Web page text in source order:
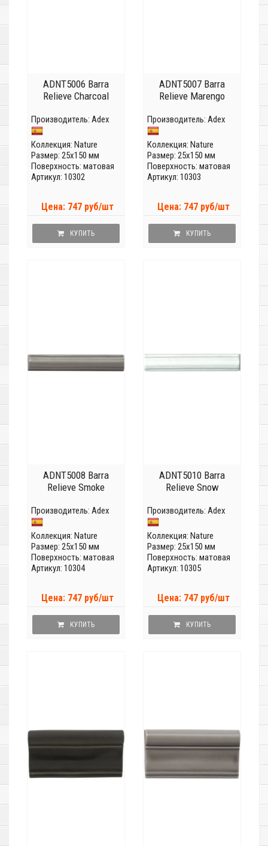
ADNT5006 Barra
Relieve Charcoal
Производитель: Adex
Коллекция: Nature
Размер: 25x150 мм
Поверхность: матовая
Артикул: 10302
Цена: 747 руб/шт
КУПИТЬ
ADNT5007 Barra
Relieve Marengo
Производитель: Adex
Коллекция: Nature
Размер: 25x150 мм
Поверхность: матовая
Артикул: 10303
Цена: 747 руб/шт
КУПИТЬ
ADNT5008 Barra
Relieve Smoke
Производитель: Adex
Коллекция: Nature
Размер: 25x150 мм
Поверхность: матовая
Артикул: 10304
Цена: 747 руб/шт
КУПИТЬ
ADNT5010 Barra
Relieve Snow
Производитель: Adex
Коллекция: Nature
Размер: 25x150 мм
Поверхность: матовая
Артикул: 10305
Цена: 747 руб/шт
КУПИТЬ